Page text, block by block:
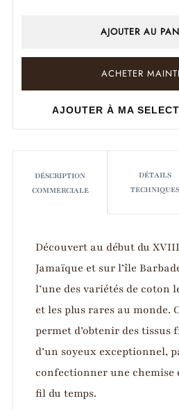
AJOUTER AU
ACHETER
AJOUTER À MA
DÉSCRIPTION
COMMERCIALE
DÉTAILS
TECHNIQUES
Découvert au début du
Jamaïque et sur l’île
l’une des variétés de coton
et les plus rares au monde.
permet d’obtenir des
d’un soyeux exceptionnel,
confectionner une chemise
fil du temps.